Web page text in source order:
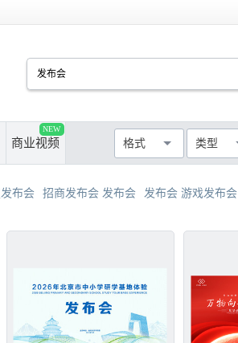
商业视频
NEW 像素
>50cm
>300cm
类型
CDR AI
AVI WMF
格式
布会 招商发布会 发布会 发布会 游戏发布会